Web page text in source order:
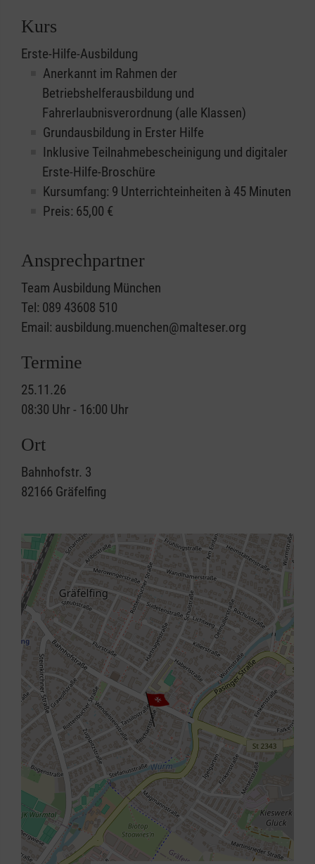
Kurs
Erste-Hilfe-Ausbildung
Anerkannt im Rahmen der
Betriebshelferausbildung und
Fahrerlaubnisverordnung (alle Klassen)
Grundausbildung in Erster Hilfe
Inklusive Teilnahmebescheinigung und digitaler
Erste-Hilfe-Broschüre
Kursumfang: 9 Unterrichteinheiten à 45 Minuten
Preis: 65,00 €
Ansprechpartner
Team Ausbildung München
Tel: 089 43608 510
Email: ausbildung.muenchen@malteser.org
Termine
25.11.26
08:30 Uhr - 16:00 Uhr
Ort
Bahnhofstr. 3
82166 Gräfelfing